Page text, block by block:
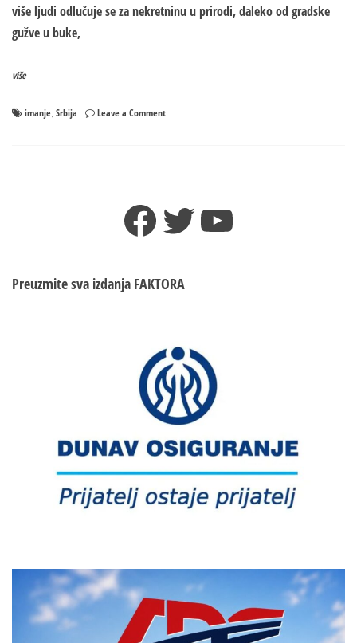
više ljudi odlučuje se za nekretninu u prirodi, daleko od gradske
gužve u buke,
više
imanje, Srbija Leave a Commenton
evra
Facebook
TwitterYouTube
Preuzmite sva izdanja FAKTORA